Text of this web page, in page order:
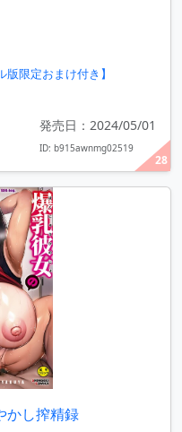
28
限定おまけ付き】
発売日：2024/05/01
ID: b915awnmg02519
かし搾精録